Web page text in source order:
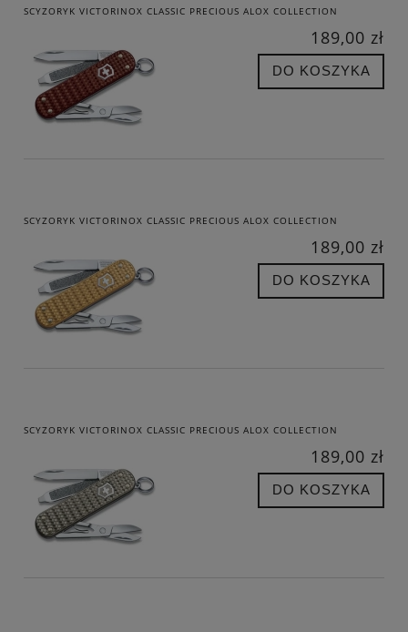
SCYZORYK VICTORINOX CLASSIC PRECIOUS ALOX COLLECTION
189,00 zł
DO KOSZYKA
SCYZORYK VICTORINOX CLASSIC PRECIOUS ALOX COLLECTION
189,00 zł
DO KOSZYKA
SCYZORYK VICTORINOX CLASSIC PRECIOUS ALOX COLLECTION
189,00 zł
DO KOSZYKA